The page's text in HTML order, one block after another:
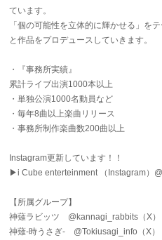
ています。
「個の可能性を立体的に輝かせる」を
と作品をプロデュースしていきます。
・『事務所実績』
累計ライブ出演1000本以上
・単独公演1000名動員など
・毎年8曲以上楽曲リリース
・事務所制作楽曲数200曲以上
Instagram更新しています！！
▶i Cube enterteinment （Instagram）
【所属グループ】
神薙ラビッツ @kannagi_rabbits（X）
神薙-時うさぎ- @Tokiusagi_info（X）